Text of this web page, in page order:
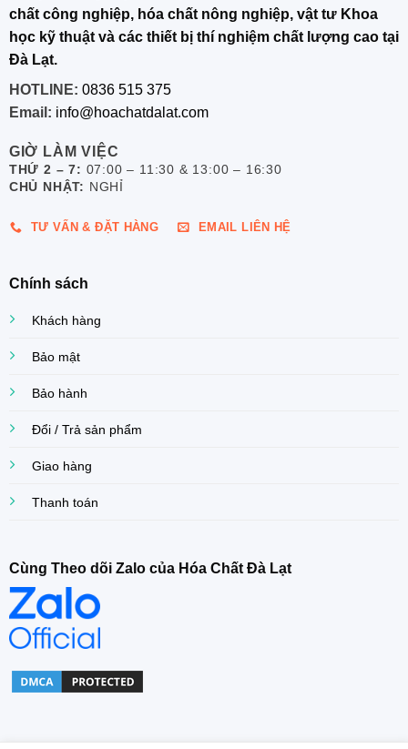
chất công nghiệp, hóa chất nông nghiệp, vật tư Khoa
học kỹ thuật và các thiết bị thí nghiệm chất lượng cao tại
Đà Lạt.
HOTLINE: 0836 515 375
Email: info@hoachatdalat.com
GIỜ LÀM VIỆC
THỨ 2 – 7: 07:00 – 11:30 & 13:00 – 16:30
CHỦ NHẬT: NGHỈ
TƯ VẤN & ĐẶT HÀNG EMAIL LIÊN HỆ
Chính sách
Khách hàng
Bảo mật
Bảo hành
Đổi / Trả sản phẩm
Giao hàng
Thanh toán
Cùng Theo dõi Zalo của Hóa Chất Đà Lạt